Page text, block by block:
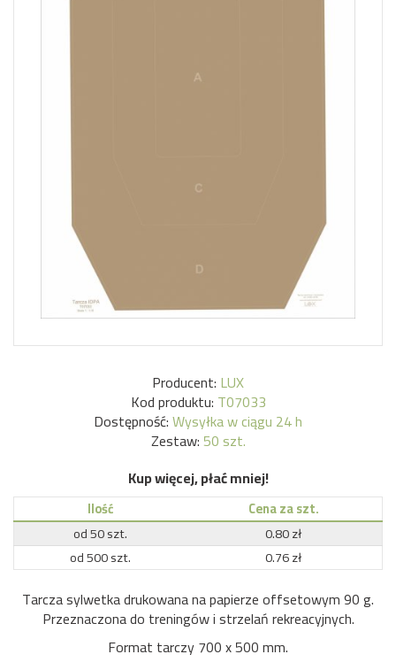
Producent: LUX
Kod produktu: T07033
Dostępność:Wysyłka w ciągu 24 h
Zestaw: 50 szt.
Kup więcej, płać mniej!
Ilość
Cena za szt.
od50szt.
0.80 zł
od500szt. 0.76 zł
Tarcza sylwetka drukowana na papierze offsetowym 90 g.
Przeznaczona do treningów i strzelań rekreacyjnych.
Format tarczy 700 x 500 mm.